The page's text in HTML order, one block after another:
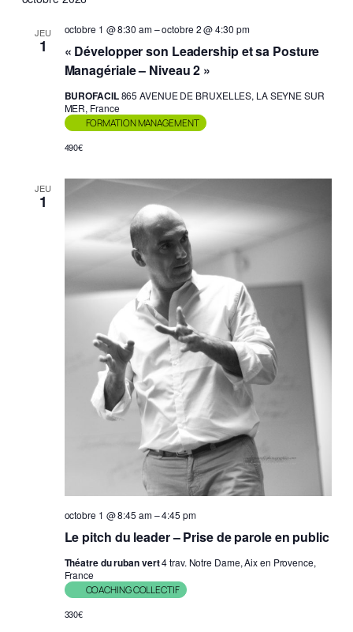
JEU
1
« Développer son Leadership et sa Posture
Managériale – Niveau 2 »
octobre 1 @ 8:30 am–octobre 2 @ 4:30 pm
BUROFACIL865 AVENUE DE BRUXELLES, LA SEYNE SUR
MER, France
FORMATION MANAGEMENT
490€
JEU
1
Le pitch du leader – Prise de parole en public
octobre 1 @ 8:45 am–4:45 pm
Théatre du ruban vert4 trav. Notre Dame, Aix en Provence,
France
COACHING COLLECTIF
330€